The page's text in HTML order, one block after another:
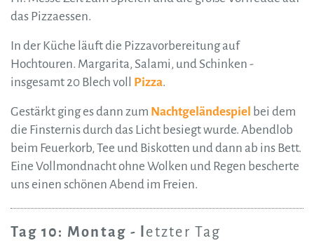
das Pizzaessen.
In der Küche läuft die Pizzavorbereitung auf
Hochtouren. Margarita, Salami, und Schinken -
insgesamt 20 Blech voll Pizza.
Gestärkt ging es dann zum Nachtgeländespiel bei dem
die Finsternis durch das Licht besiegt wurde. Abendlob
beim Feuerkorb, Tee und Biskotten und dann ab ins Bett.
Eine Vollmondnacht ohne Wolken und Regen bescherte
uns einen schönen Abend im Freien.
Tag 10: Montag - l etzter Tag